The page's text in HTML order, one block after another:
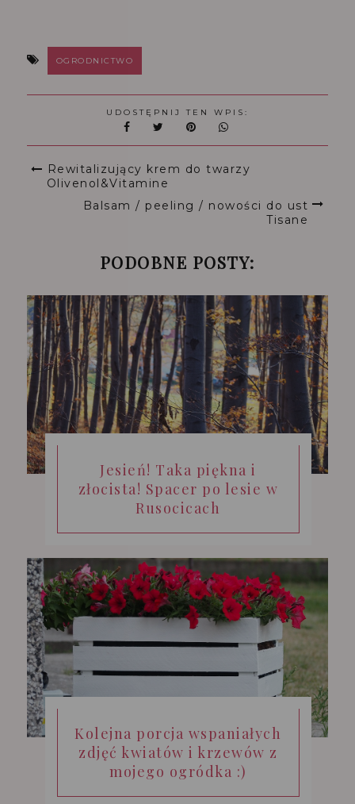
OGRODNICTWO
UDOSTĘPNIJ TEN WPIS:
Rewitalizujący krem do twarzy
Olivenol&Vitamine
Balsam / peeling / nowości do ust
Tisane
PODOBNE POSTY:
Jesień! Taka piękna i
złocista! Spacer po lesie w
Rusocicach
Kolejna porcja wspaniałych
zdjęć kwiatów i krzewów z
mojego ogródka :)